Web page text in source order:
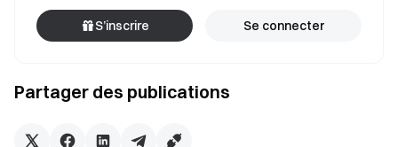
https://www.gate.com/myaccount/withdraw/ARIO
21 mai 2026
Partager des publications
S’inscrire Se connecter